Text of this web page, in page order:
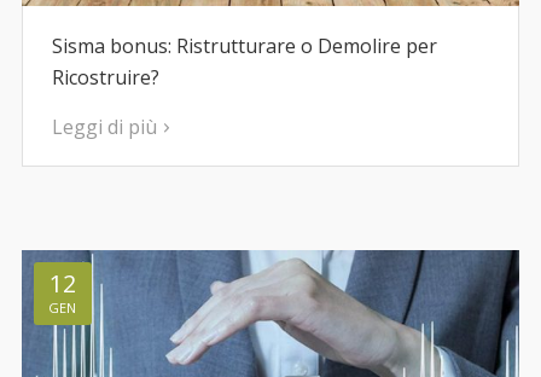
Sisma bonus: Ristrutturare o Demolire per
Ricostruire?
Leggi di più
12
GEN